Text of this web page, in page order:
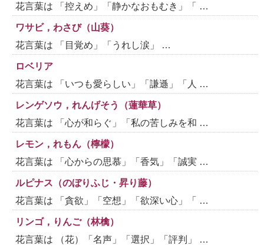
花言葉は 「控えめ」「静かなおもむき」「 …
ワサビ，わさび（山葵）
花言葉は 「目覚め」「うれし涙」 …
ロベリア
花言葉は 「いつも愛らしい」「謙遜」「人 …
レンゲソウ，れんげそう（蓮華草）
花言葉は 「心が和らぐ」「私の苦しみを和 …
レモン，れもん（檸檬）
花言葉は 「心からの思慕」「香気」「誠実 …
ルピナス（のぼりふじ・昇り藤）
花言葉は 「貪欲」「空想」「欲深い心」「 …
リンゴ，りんご（林檎）
花言葉は （花）「名声」「選択」「評判」 …